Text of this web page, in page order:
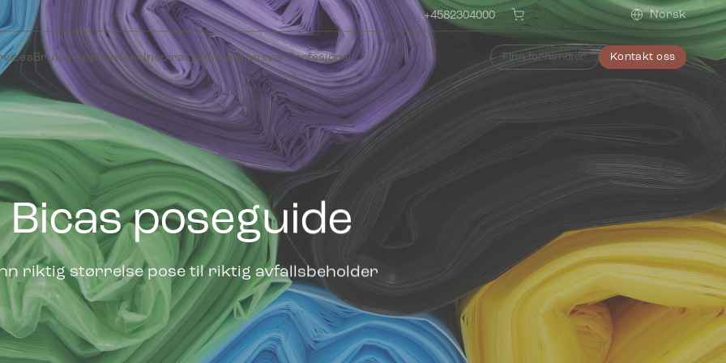
+4582304000 Min forespørsel Norsk
BrukeropplevelserInspirasjon Miljø & ansvarProfesjonell Finn forhandler Kontakt oss
Bicas poseguide
riktig størrelse pose til riktig avfallsbeholder